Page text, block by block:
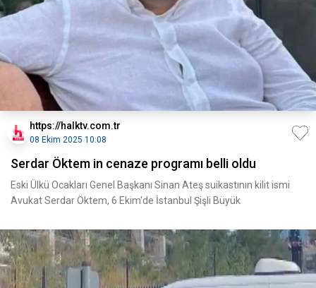
https://halktv.com.tr
08 Ekim 2025 10:08
Serdar Öktem in cenaze programı belli oldu
Eski Ülkü Ocakları Genel Başkanı Sinan Ateş suikastının kilit ismi
Avukat Serdar Öktem, 6 Ekim'de İstanbul Şişli Büyük